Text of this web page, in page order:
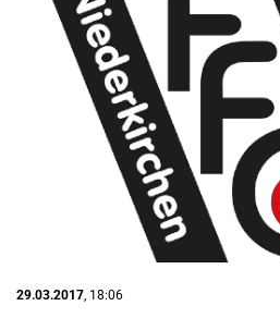
29.03.2017 , 18:06